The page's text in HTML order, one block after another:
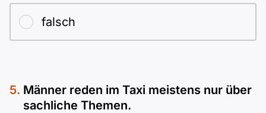
falsch
Männer reden im Taxi meistens nur über
sachliche Themen.